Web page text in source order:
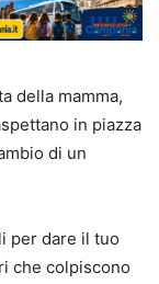
della mamma,
in piazza
di un
per dare il tuo
che colpiscono